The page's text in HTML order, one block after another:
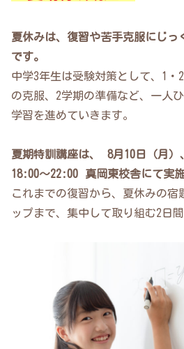
夏休みは、復習や苦手克服にじっ
です。
中学3年生は受験対策として、1・
の克服、2学期の準備など、一人
学習を進めていきます。
夏期特訓講座は、 8月10日（月
18:00〜22:00 真岡東校舎にて実
これまでの復習から、夏休みの宿
ップまで、集中して取り組む2日